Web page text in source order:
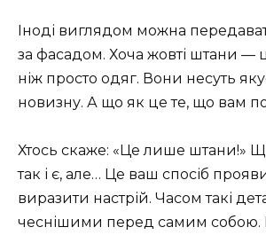
Іноді виглядом можна
за фасадом. Хоча жовті штани —
ніж просто одяг. Вони несуть
новизну. А що як це те, що вам
Хтось скаже: «Це лише штани!»
так і є, але… Це ваш спосіб
виразити настрій. Часом такі
чеснішими перед самим собою.